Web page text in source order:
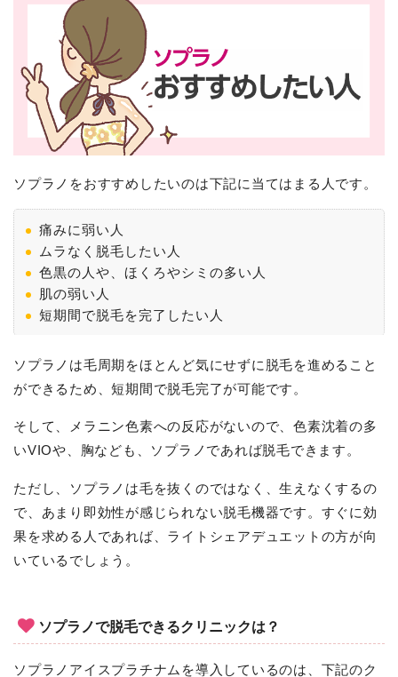
ソプラノをおすすめしたいのは下記に当てはまる人です。
痛みに弱い人
ムラなく脱毛したい人
色黒の人や、ほくろやシミの多い人
肌の弱い人
短期間で脱毛を完了したい人
ソプラノは毛周期をほとんど気にせずに脱毛を進めること
ができるため、短期間で脱毛完了が可能です。
そして、メラニン色素への反応がないので、色素沈着の多
いVIOや、胸なども、ソプラノであれば脱毛できます。
ただし、ソプラノは毛を抜くのではなく、生えなくするの
で、あまり即効性が感じられない脱毛機器です。すぐに効
果を求める人であれば、ライトシェアデュエットの方が向
いているでしょう。
ソプラノで脱毛できるクリニックは？
ソプラノアイスプラチナムを導入しているのは、下記のク